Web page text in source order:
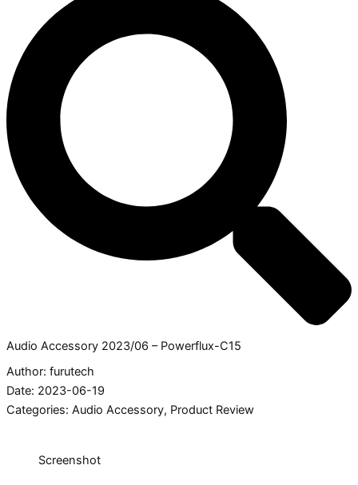
Audio Accessory 2023/06 – Powerflux-C15
Author: furutech
Date: 2023-06-19
Categories: Audio Accessory, Product Review
Screenshot